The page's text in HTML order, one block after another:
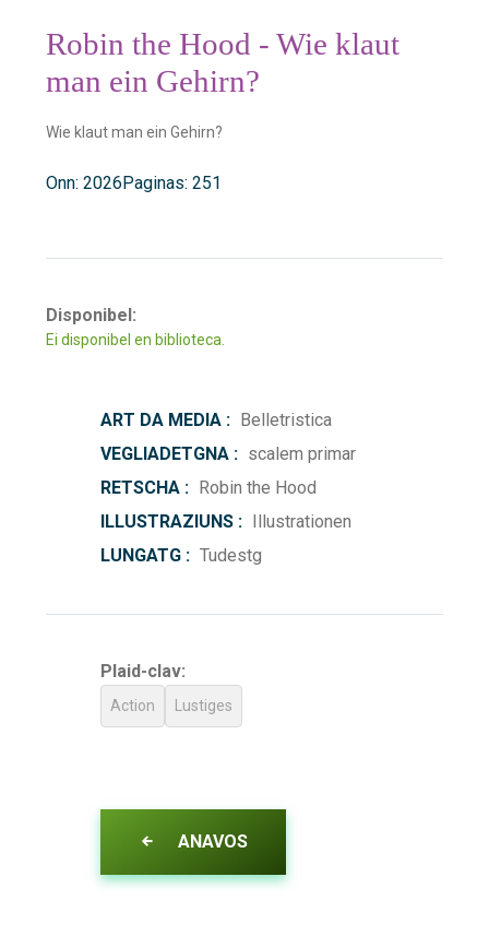
Robin the Hood - Wie klaut
man ein Gehirn?
Wie klaut man ein Gehirn?
Onn: 2026Paginas: 251
Disponibel:
Ei disponibel en biblioteca.
ART DA MEDIA : Belletristica
VEGLIADETGNA : scalem primar
RETSCHA : Robin the Hood
ILLUSTRAZIUNS : Illustrationen
LUNGATG : Tudestg
Plaid-clav:
Action Lustiges
ANAVOS